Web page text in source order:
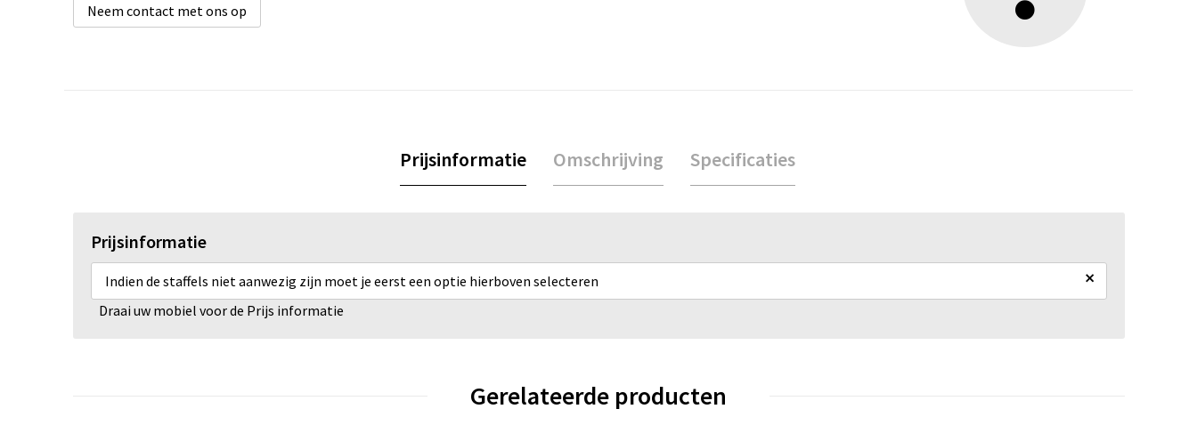
Neem contact met ons op
Prijsinformatie Omschrijving Specificaties
Prijsinformatie
Indien de staffels niet aanwezig zijn moet je eerst een optie hierboven selecteren ×
Draai uw mobiel voor de Prijs informatie
Gerelateerde producten